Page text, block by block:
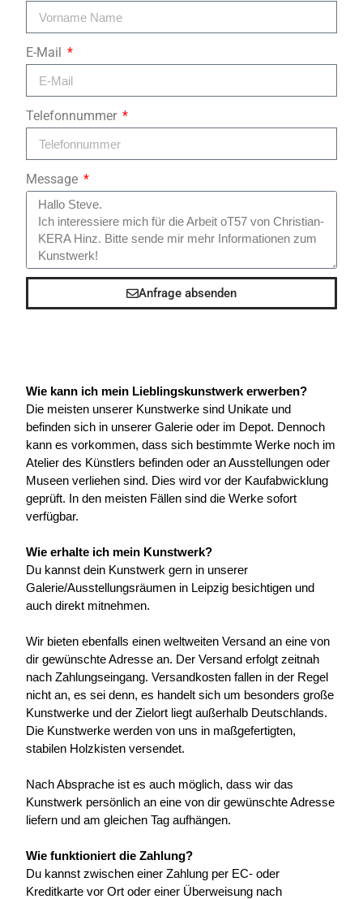
E-Mail
Telefonnummer
Message
Anfrage absenden
Wie kann ich mein Lieblingskunstwerk erwerben?
Die meisten unserer Kunstwerke sind Unikate und
befinden sich in unserer Galerie oder im Depot. Dennoch
kann es vorkommen, dass sich bestimmte Werke noch im
Atelier des Künstlers befinden oder an Ausstellungen oder
Museen verliehen sind. Dies wird vor der Kaufabwicklung
geprüft. In den meisten Fällen sind die Werke sofort
verfügbar.
Wie erhalte ich mein Kunstwerk?
Du kannst dein Kunstwerk gern in unserer
Galerie/Ausstellungsräumen in Leipzig besichtigen und
auch direkt mitnehmen.
Wir bieten ebenfalls einen weltweiten Versand an eine von
dir gewünschte Adresse an. Der Versand erfolgt zeitnah
nach Zahlungseingang. Versandkosten fallen in der Regel
nicht an, es sei denn, es handelt sich um besonders große
Kunstwerke und der Zielort liegt außerhalb Deutschlands.
Die Kunstwerke werden von uns in maßgefertigten,
stabilen Holzkisten versendet.
Nach Absprache ist es auch möglich, dass wir das
Kunstwerk persönlich an eine von dir gewünschte Adresse
liefern und am gleichen Tag aufhängen.
Wie funktioniert die Zahlung?
Du kannst zwischen einer Zahlung per EC- oder
Kreditkarte vor Ort oder einer Überweisung nach